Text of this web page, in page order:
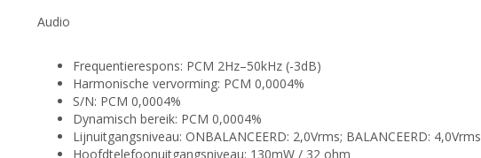
Audio
Frequentierespons: PCM 2Hz–50kHz (-3dB)
Harmonische vervorming: PCM 0,0004%
S/N: PCM 0,0004%
Dynamisch bereik: PCM 0,0004%
Lijnuitgangsniveau: ONBALANCEERD: 2,0Vrms; BALANCEERD: 4,0Vrms
Hoofdtelefoonuitgangsniveau: 130mW / 32 ohm